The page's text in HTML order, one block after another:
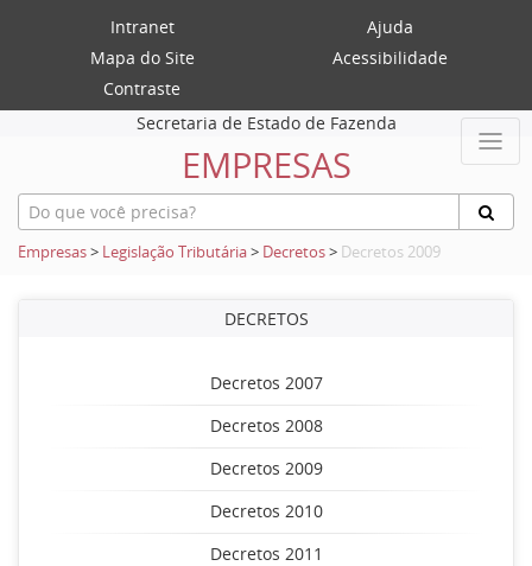
Intranet
Ajuda
Mapa do Site
Acessibilidade
Contraste
Secretaria de Estado de Fazenda
EMPRESAS
Empresas> Legislação Tributária> Decretos> Decretos 2009
DECRETOS
Decretos 2007
Decretos 2008
Decretos 2009
Decretos 2010
Decretos 2011